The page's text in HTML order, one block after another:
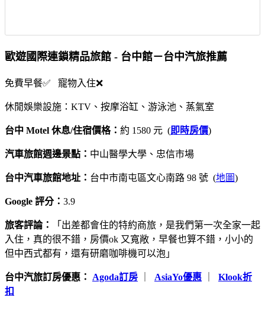
歐遊國際連鎖精品旅館 - 台中館－台中汽旅推薦
免費早餐✅ 寵物入住❌
休閒娛樂設施：KTV、按摩浴缸、游泳池、蒸氣室
台中 Motel 休息/住宿價格： 約 1580 元 (即時房價)
汽車旅館週邊景點： 中山醫學大學、忠信市場
台中汽車旅館地址： 台中市南屯區文心南路 98 號 (地圖)
Google 評分： 3.9
旅客評論：
「出差都會住的特約商旅，是我們第一次全家一起
入住，真的很不錯，房價ok 又寬敞，早餐也算不錯，小小的
但中西式都有，還有研磨咖啡機可以泡」
台中汽旅訂房優惠： Agoda訂房 AsiaYo優惠
Klook折
扣